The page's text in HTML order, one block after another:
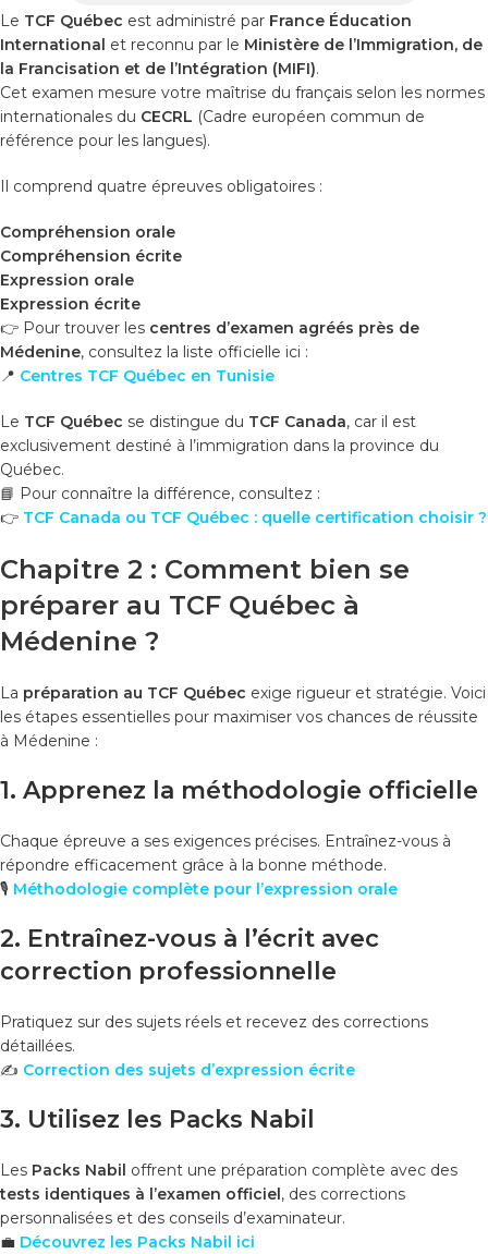
Le TCF Québec est administré par France Éducation
International et reconnu par le Ministère de l’Immigration, de
la Francisation et de l’Intégration (MIFI).
Cet examen mesure votre maîtrise du français selon les normes
internationales du CECRL (Cadre européen commun de
référence pour les langues).
Il comprend quatre épreuves obligatoires :
Compréhension orale
Compréhension écrite
Expression orale
Expression écrite
👉 Pour trouver les centres d’examen agréés près de
Médenine, consultez la liste officielle ici :
📍 Centres TCF Québec en Tunisie
Le TCF Québec se distingue du TCF Canada, car il est
exclusivement destiné à l’immigration dans la province du
Québec.
📘 Pour connaître la différence, consultez :
👉 TCF Canada ou TCF Québec : quelle certification choisir ?
Chapitre 2 : Comment bien se
préparer au TCF Québec à
Médenine ?
La préparation au TCF Québec exige rigueur et stratégie. Voici
les étapes essentielles pour maximiser vos chances de réussite
à Médenine :
1. Apprenez la méthodologie officielle
Chaque épreuve a ses exigences précises. Entraînez-vous à
répondre efficacement grâce à la bonne méthode.
🎙️ Méthodologie complète pour l’expression orale
2. Entraînez-vous à l’écrit avec
correction professionnelle
Pratiquez sur des sujets réels et recevez des corrections
détaillées.
✍️ Correction des sujets d’expression écrite
3. Utilisez les Packs Nabil
Les Packs Nabil offrent une préparation complète avec des
tests identiques à l’examen officiel, des corrections
personnalisées et des conseils d’examinateur.
💼 Découvrez les Packs Nabil ici